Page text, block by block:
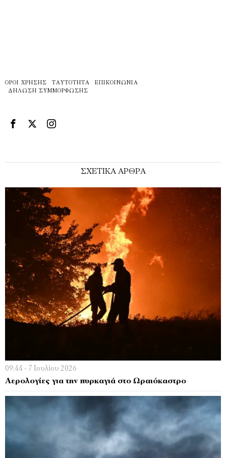
ΌΡΟΙ ΧΡΉΣΗΣ ΤΑΥΤΌΤΗΤΑ
ΕΠΙΚΟΙΝΩΝΊΑ
ΔΉΛΩΣΗ ΣΥΜΜΌΡΦΩΣΗΣ
ΣΧΕΤΙΚΑ ΑΡΘΡΑ
09:44 - 7 Ιουλίου 2026
Αερολογίες για την πυρκαγιά στο Ωραιόκαστρο